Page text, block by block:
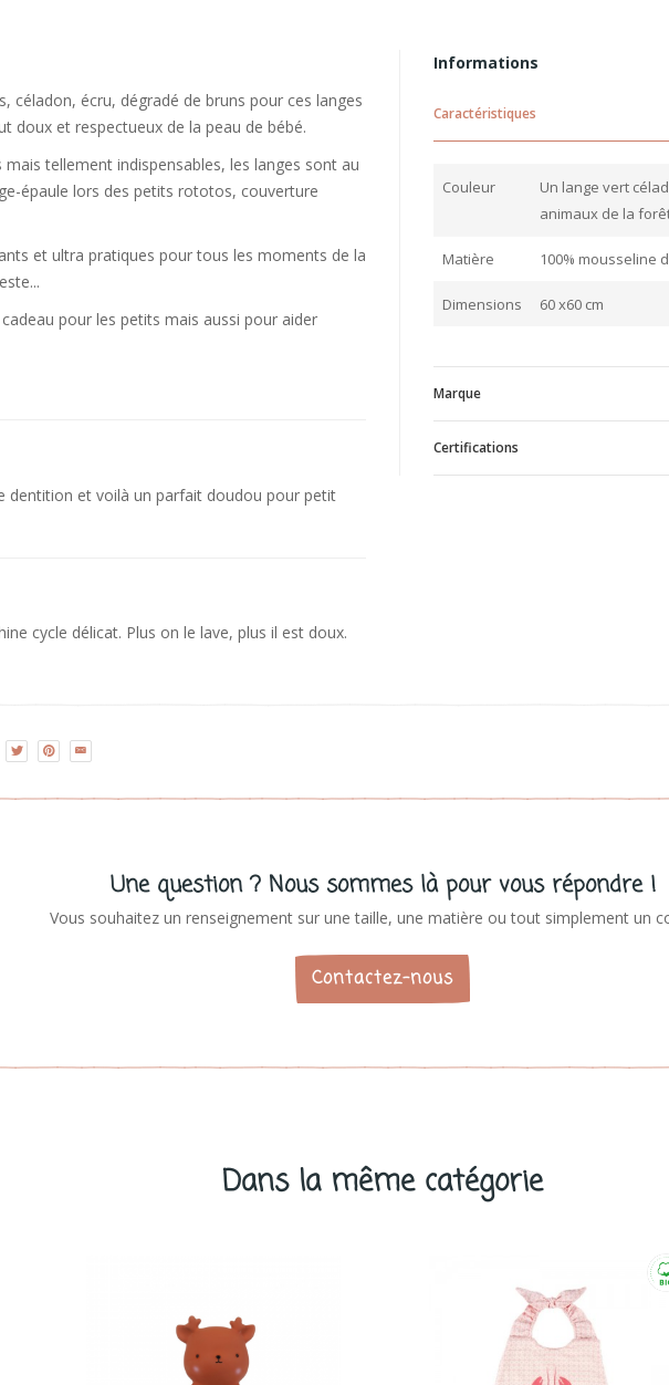
céladon, écru, dégradé de bruns pour ces langes
doux et respectueux de la peau de bébé.
tellement indispensables, les langes sont au
épaule lors des petits rototos, couverture
et ultra pratiques pour tous les moments de la
pour les petits mais aussi pour aider
dentition et voilà un parfait doudou pour petit
cycle délicat. Plus on le lave, plus il est doux.
Informations
Caractéristiques
Couleur
Un lange vert
animaux de la
Matière 100% mousseline
Dimensions 60 x60 cm
Marque
Voir
Certifications
Une question ? Nous sommes là pour vous répondre !
Vous souhaitez un renseignement sur une taille, une matière ou tout simplement un
Contactez-nous
Dans la même catégorie